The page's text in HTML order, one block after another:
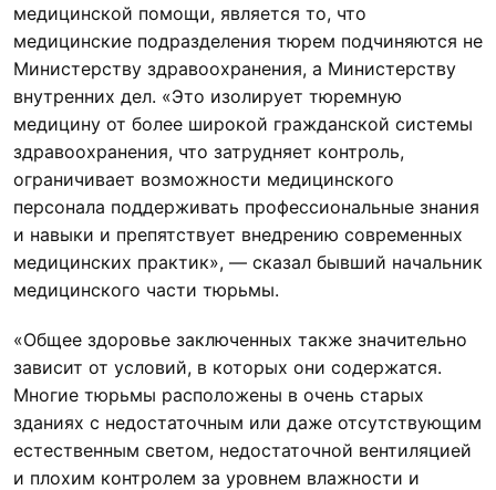
медицинской помощи, является то, что
медицинские подразделения тюрем подчиняются не
Министерству здравоохранения, а Министерству
внутренних дел. «Это изолирует тюремную
медицину от более широкой гражданской системы
здравоохранения, что затрудняет контроль,
ограничивает возможности медицинского
персонала поддерживать профессиональные знания
и навыки и препятствует внедрению современных
медицинских практик», — сказал бывший начальник
медицинского части тюрьмы.
«Общее здоровье заключенных также значительно
зависит от условий, в которых они содержатся.
Многие тюрьмы расположены в очень старых
зданиях с недостаточным или даже отсутствующим
естественным светом, недостаточной вентиляцией
и плохим контролем за уровнем влажности и